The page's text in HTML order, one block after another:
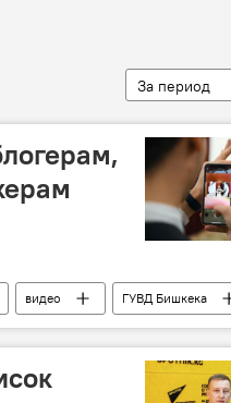
За период
видео
ГУВД Бишкека